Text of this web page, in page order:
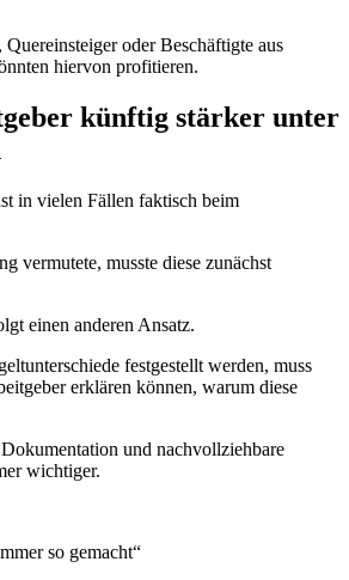
oder Beschäftigte aus
hiervon profitieren.
künftig stärker unter
in vielen Fällen faktisch beim
vermutete, musste diese zunächst
einen anderen Ansatz.
festgestellt werden, muss
erklären können, warum diese
und nachvollziehbare
wichtiger.
so gemacht“